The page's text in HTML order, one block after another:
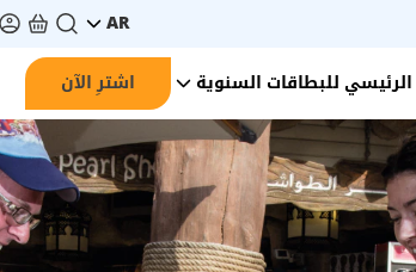
AR
للبطاقات السنوية اشترِ الآن